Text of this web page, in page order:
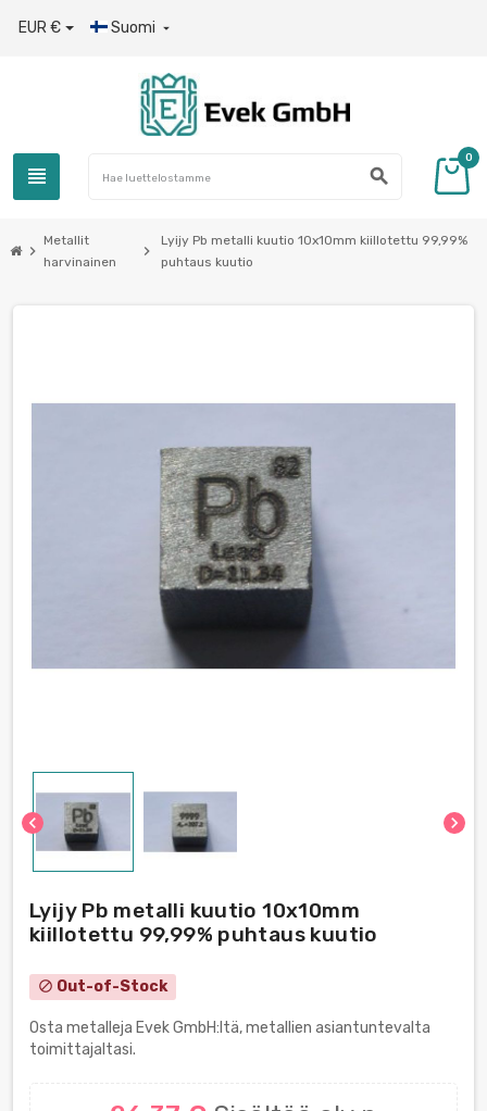
EUR € Suomi 
view_headline search
0
chevron_right
Metallit
harvinainen
chevron_right
Lyijy Pb metalli kuutio 10x10mm kiillotettu 99,99%
puhtaus kuutio
chevron_left chevron_right
Lyijy Pb metalli kuutio 10x10mm
kiillotettu 99,99% puhtaus kuutio
block Out-of-Stock
Osta metalleja Evek GmbH:ltä, metallien asiantuntevalta
toimittajaltasi.